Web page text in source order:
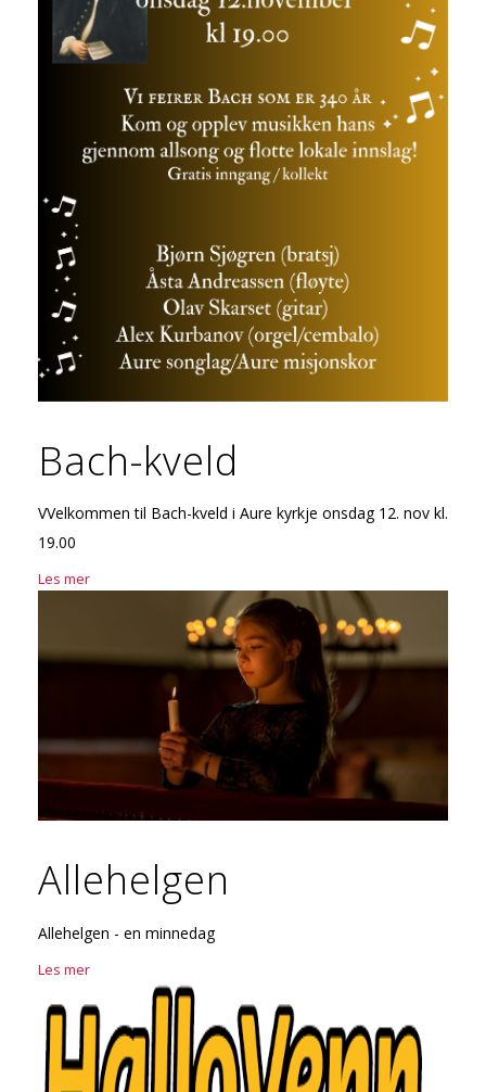
Bach-kveld
VVelkommen til Bach-kveld i Aure kyrkje onsdag 12. nov kl.
19.00
Les mer
Allehelgen
Allehelgen - en minnedag
Les mer